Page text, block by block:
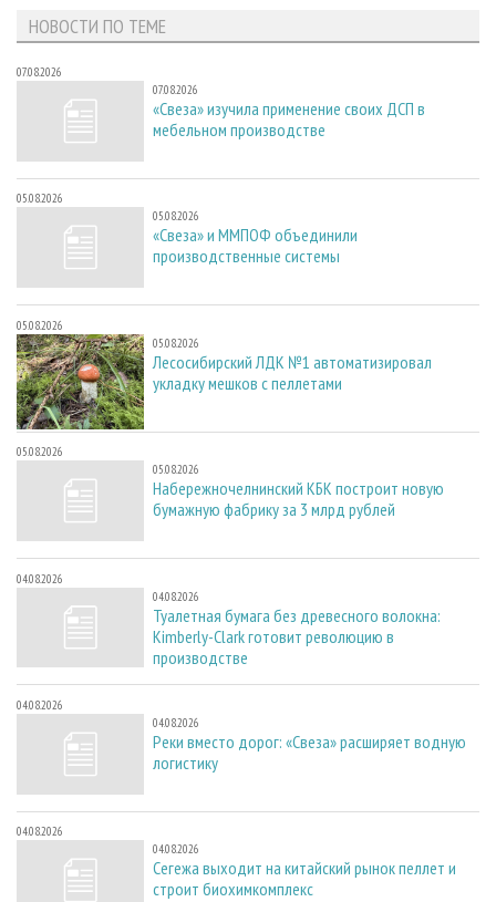
НОВОСТИ ПО ТЕМЕ
07.08.2026
07.08.2026
«Свеза» изучила применение своих ДСП в
мебельном производстве
05.08.2026
05.08.2026
«Свеза» и ММПОФ объединили
производственные системы
05.08.2026
05.08.2026
Лесосибирский ЛДК №1 автоматизировал
укладку мешков с пеллетами
05.08.2026
05.08.2026
Набережночелнинский КБК построит новую
бумажную фабрику за 3 млрд рублей
04.08.2026
04.08.2026
Туалетная бумага без древесного волокна:
Kimberly-Clark готовит революцию в
производстве
04.08.2026
04.08.2026
Реки вместо дорог: «Свеза» расширяет водную
логистику
04.08.2026
04.08.2026
Сегежа выходит на китайский рынок пеллет и
строит биохимкомплекс